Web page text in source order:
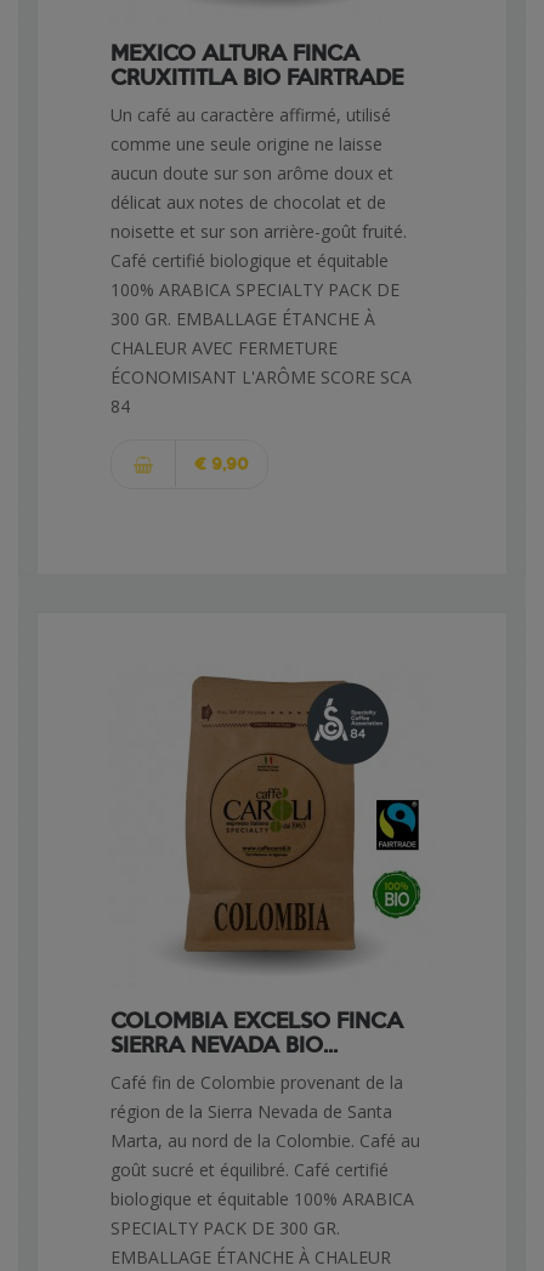
MEXICO ALTURA FINCA
CRUXITITLA BIO FAIRTRADE
Un café au caractère affirmé, utilisé
comme une seule origine ne laisse
aucun doute sur son arôme doux et
délicat aux notes de chocolat et de
noisette et sur son arrière-goût fruité.
Café certifié biologique et équitable
100% ARABICA SPECIALTY PACK DE
300 GR. EMBALLAGE ÉTANCHE À
CHALEUR AVEC FERMETURE
ÉCONOMISANT L'ARÔME SCORE SCA
84
€ 9,90
COLOMBIA EXCELSO FINCA
SIERRA NEVADA BIO...
Café fin de Colombie provenant de la
région de la Sierra Nevada de Santa
Marta, au nord de la Colombie. Café au
goût sucré et équilibré. Café certifié
biologique et équitable 100% ARABICA
SPECIALTY PACK DE 300 GR.
EMBALLAGE ÉTANCHE À CHALEUR